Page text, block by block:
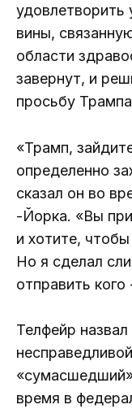
удовлетворить
вины,
области
завернут, и
просьбу
«Трамп,
определенно
сказал он во
-Йорка. «Вы
и хотите,
Но я сделал
отправить
Телфейр
время в